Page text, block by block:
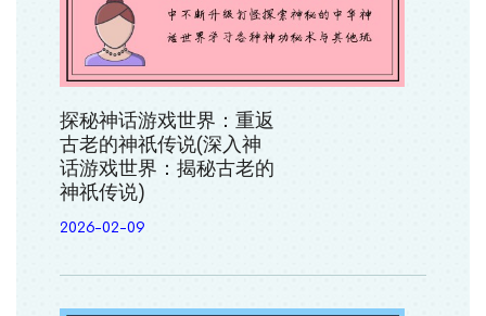
探秘神话游戏世界：重返
古老的神祇传说(深入神
话游戏世界：揭秘古老的
神祇传说)
2026-02-09